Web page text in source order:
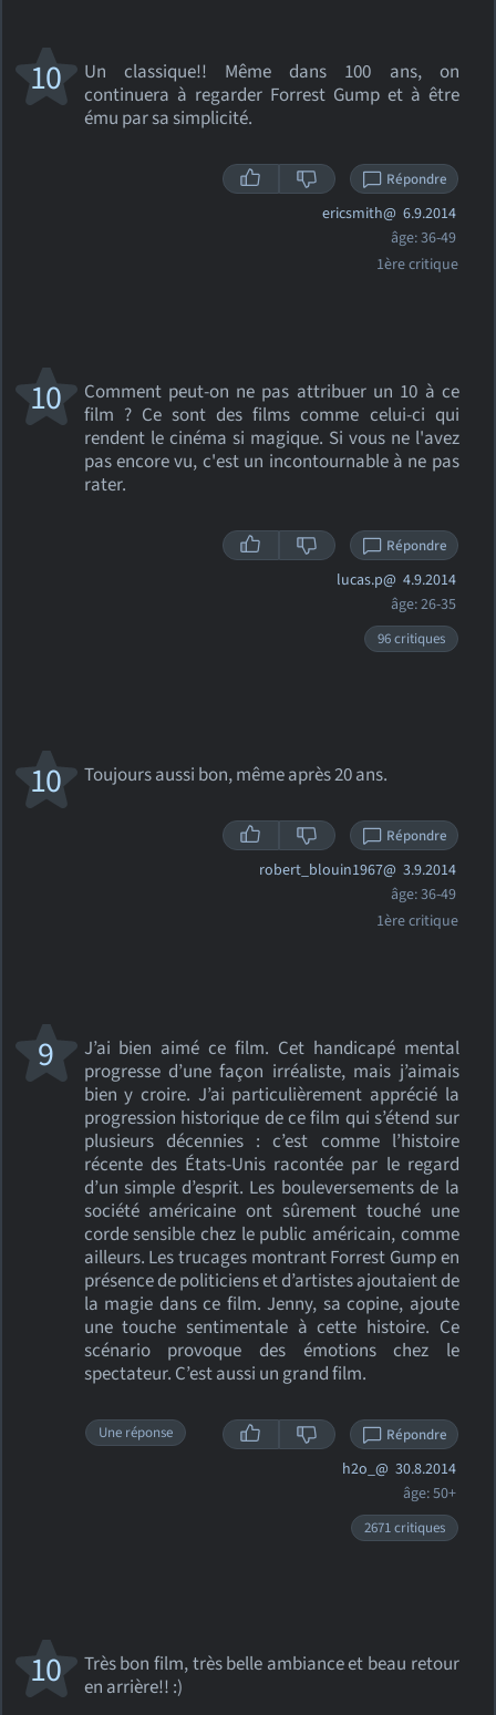
Un classique!! Même dans 100 ans, on
continuera à regarder Forrest Gump et à être
ému par sa simplicité.
10
Répondre
ericsmith@ 6.9.2014
âge: 36-49
1ère critique
Comment peut-on ne pas attribuer un 10 à ce
film ? Ce sont des films comme celui-ci qui
rendent le cinéma si magique. Si vous ne l'avez
pas encore vu, c'est un incontournable à ne pas
rater.
10
Répondre
lucas.p@ 4.9.2014
âge: 26-35
96 critiques
Toujours aussi bon, même après 20 ans.
10
Répondre
robert_blouin1967@ 3.9.2014
âge: 36-49
1ère critique
J’ai bien aimé ce film. Cet handicapé mental
progresse d’une façon irréaliste, mais j’aimais
bien y croire. J’ai particulièrement apprécié la
progression historique de ce film qui s’étend sur
plusieurs décennies : c’est comme l’histoire
récente des États-Unis racontée par le regard
d’un simple d’esprit. Les bouleversements de la
société américaine ont sûrement touché une
corde sensible chez le public américain, comme
ailleurs. Les trucages montrant Forrest Gump en
présence de politiciens et d’artistes ajoutaient de
la magie dans ce film. Jenny, sa copine, ajoute
une touche sentimentale à cette histoire. Ce
scénario provoque des émotions chez le
spectateur. C’est aussi un grand film.
9
Une réponse Répondre
h2o_@ 30.8.2014
âge: 50+
2671 critiques
Très bon film, très belle ambiance et beau retour
en arrière!! :)
10